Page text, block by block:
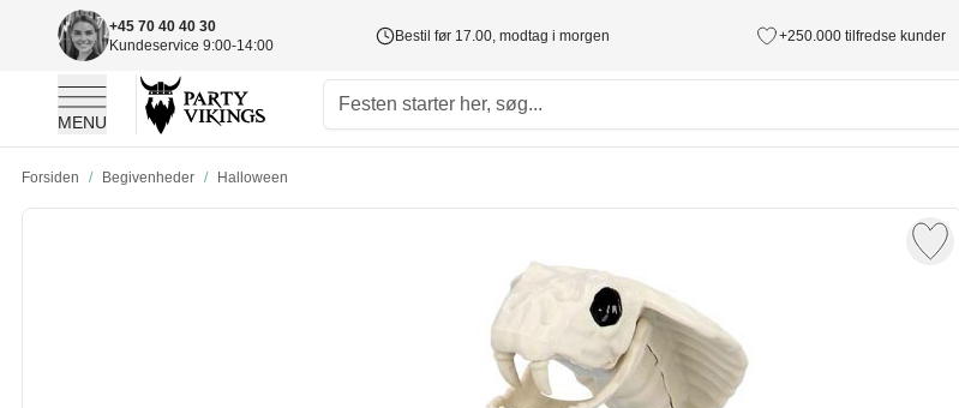
+45 70 40 40 30
Kundeservice 9:00-14:00
Bestil før 17.00, modtag i morgen +250.000 tilfredse kunder
MENU
Forsiden / Begivenheder / Halloween